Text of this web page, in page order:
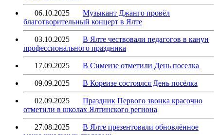
06.10.2025
Музыкант Джанго провёл
благотворительный концерт в Ялте
03.10.2025
В Ялте чествовали педагогов в канун
профессионального праздника
17.09.2025 В Симеизе отметили День поселка
09.09.2025 В Кореизе состоялся День посёлка
02.09.2025
Праздник Первого звонка красочно
отметили в школах Ялтинского региона
27.08.2025
В Ялте презентовали обновлённое